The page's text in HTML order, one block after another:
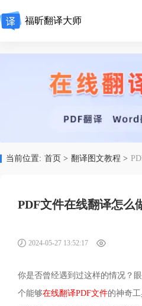
福昕翻译大师
当前位置: 首页 > 翻译图文教程 >
PDF文件在线翻译怎么
2024-05-27 13:52:17
你是否曾经遇到过这样的情况？
个能够在线翻译PDF文件的神奇